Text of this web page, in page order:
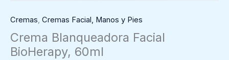
Cremas Cremas Facial, Manos y Pies
Crema Blanqueadora Facial
BioHerapy, 60ml